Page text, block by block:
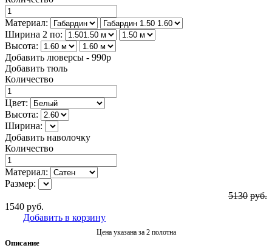
Материал:
Ширина 2 по:
Высота:
Добавить люверсы - 990р
Добавить тюль
Количество
Цвет:
Высота:
Ширина:
Добавить наволочку
Количество
Материал:
Размер:
5130 руб.
1540 руб.
Добавить в корзину
Цена указана за 2 полотна
Описание